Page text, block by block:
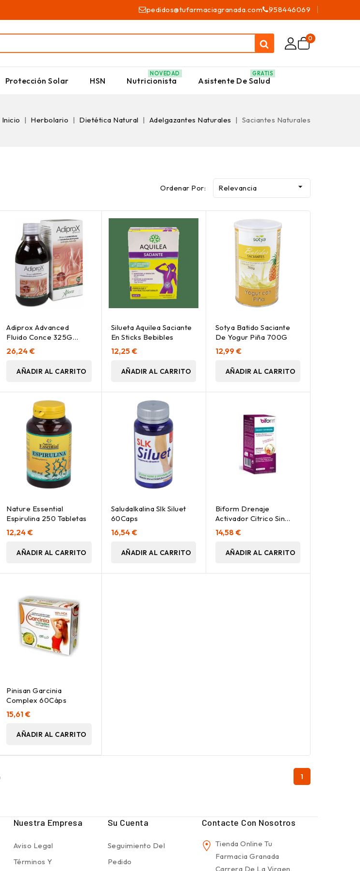
pedidos@tufarmaciagranada.com 958446069
0
Protección Solar HSN Nutricionista
NOVEDAD
Asistente De Salud
GRATIS
Inicio Herbolario Dietética Natural Adelgazantes Naturales Saciantes Naturales
Ordenar Por: Relevancia 
Adiprox Advanced
Fluido Conce 325G
Aboca
26,24 €
AÑADIR AL CARRITO
Silueta Aquilea Saciante
En Sticks Bebibles
12,25 €
AÑADIR AL CARRITO
Sotya Batido Saciante
De Yogur Piña 700G
12,99 €
AÑADIR AL CARRITO
Nature Essential
Espirulina 250 Tabletas
12,24 €
AÑADIR AL CARRITO
Saludalkalina Slk Siluet
60Caps
16,54 €
AÑADIR AL CARRITO
Biform Drenaje
Activador Citrico Sin
Fucus 250Ml.
14,58 €
AÑADIR AL CARRITO
Pinisan Garcinia
Complex 60Cáps
15,61 €
AÑADIR AL CARRITO
1
Nuestra Empresa
Aviso Legal
Términos Y
Su Cuenta
Seguimiento Del
Pedido
Contacte Con Nosotros
Tienda Online Tu
Farmacia Granada
Carrera De La Virgen,